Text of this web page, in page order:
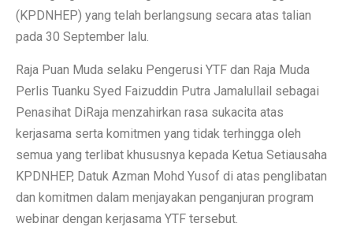
(KPDNHEP) yang telah berlangsung secara atas talian
pada 30 September lalu.
Raja Puan Muda selaku Pengerusi YTF dan Raja Muda
Perlis Tuanku Syed Faizuddin Putra Jamalullail sebagai
Penasihat DiRaja menzahirkan rasa sukacita atas
kerjasama serta komitmen yang tidak terhingga oleh
semua yang terlibat khususnya kepada Ketua Setiausaha
KPDNHEP, Datuk Azman Mohd Yusof di atas penglibatan
dan komitmen dalam menjayakan penganjuran program
webinar dengan kerjasama YTF tersebut.